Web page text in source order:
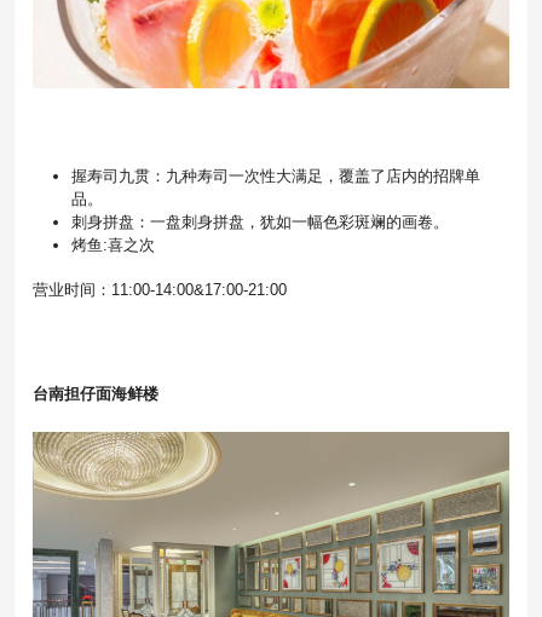
握寿司九贯：九种寿司一次性大满足，覆盖了店内的招牌单
品。
刺身拼盘：一盘刺身拼盘，犹如一幅色彩斑斓的画卷。
烤鱼:喜之次
营业时间：11:00-14:00&17:00-21:00
台南担仔面海鲜楼